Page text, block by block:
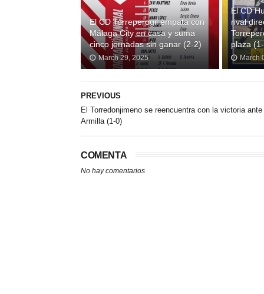
El CD Torreperogil empata con
Málaga City en casa y suma
cinco jornadas sin ganar (2-2)
March 29, 2025
El CD
rival
plaza
March
PREVIOUS
El Torredonjimeno se reencuentra con la victoria ante
Armilla (1-0)
COMENTA
No hay comentarios